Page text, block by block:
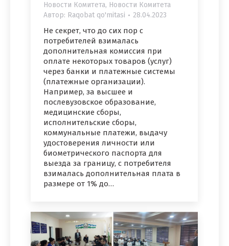
Новости Комитета, Новости Комитета
Автор: Raqobat qo'mitasi 28.04.2023
Не секрет, что до сих пор с
потребителей взималась
дополнительная комиссия при
оплате некоторых товаров (услуг)
через банки и платежные системы
(платежные организации).
Например, за высшее и
послевузовское образование,
медицинские сборы,
исполнительские сборы,
коммунальные платежи, выдачу
удостоверения личности или
биометрического паспорта для
выезда за границу, с потребителя
взималась дополнительная плата в
размере от 1% до…